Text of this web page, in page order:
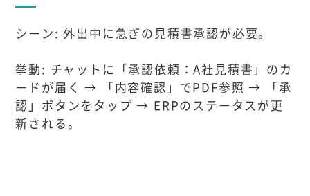
シーン: 外出中に急ぎの見積書承認が必要。
挙動: チャットに「承認依頼：A社見積書」のカ
ードが届く → 「内容確認」でPDF参照 → 「承
認」ボタンをタップ → ERPのステータスが更
新される。